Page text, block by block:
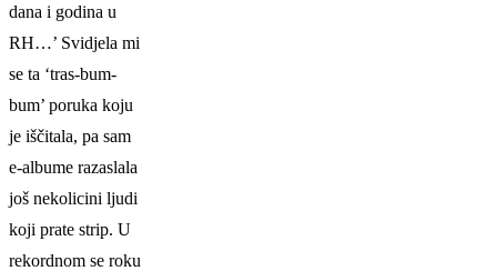
dana i godina u
RH…’ Svidjela mi
se ta ‘tras-bum-
bum’ poruka koju
je iščitala, pa sam
e-albume razaslala
još nekolicini ljudi
koji prate strip. U
rekordnom se roku